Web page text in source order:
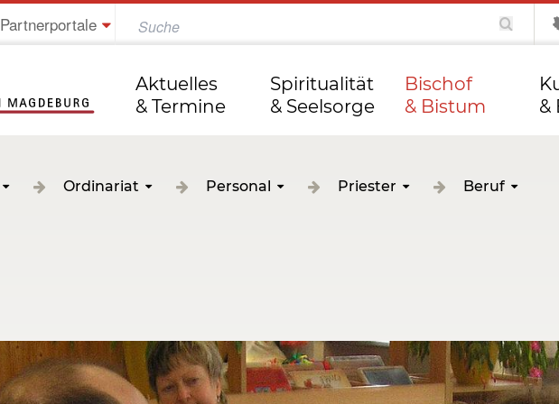
Jung im Bistum katholisch.de Tag des Herrn
Partnerportale
Aktuelles
& Termine
Spiritualität
& Seelsorge
Bischof
& Bistum
&
Ordinariat Personal Priester Beruf